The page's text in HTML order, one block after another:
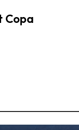
Copa